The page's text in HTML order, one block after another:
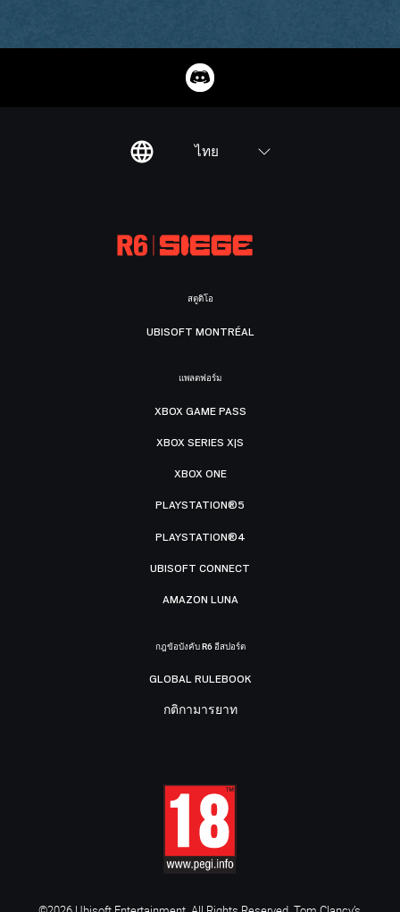
ไทย
สตูดิโอ
UBISOFT MONTRÉAL
แพลตฟอร์ม
XBOX GAME PASS
XBOX SERIES X|S
XBOX ONE
PLAYSTATION®5
PLAYSTATION®4
UBISOFT CONNECT
AMAZON LUNA
กฎข้อบังคับ R6 อีสปอร์ต
GLOBAL RULEBOOK
กติกามารยาท